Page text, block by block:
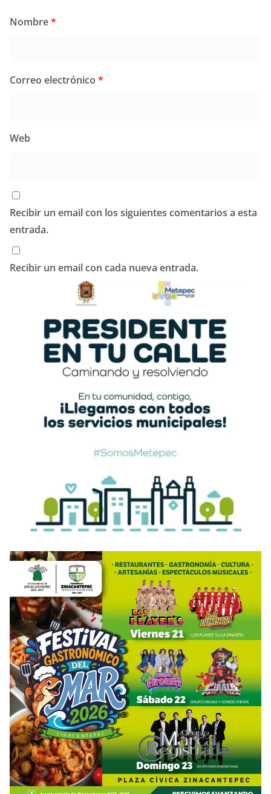
Nombre*
Correo electrónico *
Web
Recibir un email con los siguientes comentarios a esta
entrada.
Recibir un email con cada nueva entrada.